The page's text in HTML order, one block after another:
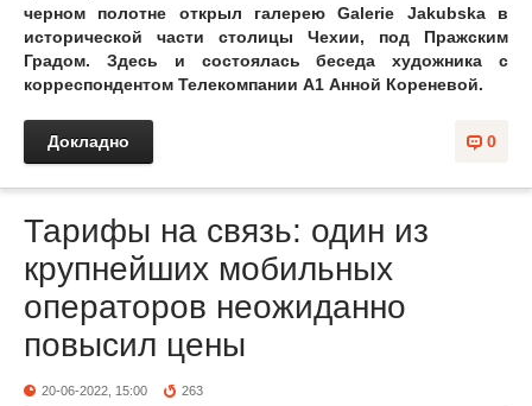
черном полотне открыл галерею Galerie Jakubska в
исторической части столицы Чехии, под Пражским
Градом. Здесь и состоялась беседа художника с
корреспондентом Телекомпании А1 Анной Кореневой.
0
Докладно
Тарифы на связь: один из
крупнейших мобильных
операторов неожиданно
повысил цены
20-06-2022, 15:00 263